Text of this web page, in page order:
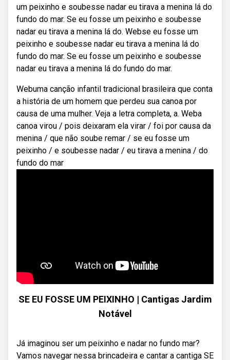
um peixinho e soubesse nadar eu tirava a menina lá do
fundo do mar. Se eu fosse um peixinho e soubesse
nadar eu tirava a menina lá do. Webse eu fosse um
peixinho e soubesse nadar eu tirava a menina lá do
fundo do mar. Se eu fosse um peixinho e soubesse
nadar eu tirava a menina lá do fundo do mar.
Webuma canção infantil tradicional brasileira que conta
a história de um homem que perdeu sua canoa por
causa de uma mulher. Veja a letra completa, a. Weba
canoa virou / pois deixaram ela virar / foi por causa da
menina / que não soube remar / se eu fosse um
peixinho / e soubesse nadar / eu tirava a menina / do
fundo do mar
SE EU FOSSE UM PEIXINHO | Cantigas Jardim
Notável
Já imaginou ser um peixinho e nadar no fundo mar?
Vamos navegar nessa brincadeira e cantar a cantiga SE